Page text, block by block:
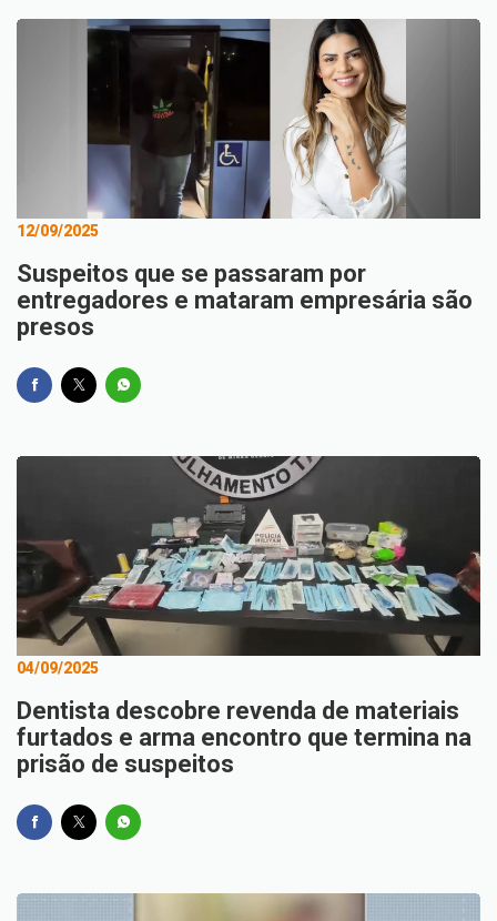
12/09/2025
Suspeitos que se passaram por
entregadores e mataram empresária são
presos
04/09/2025
Dentista descobre revenda de materiais
furtados e arma encontro que termina na
prisão de suspeitos